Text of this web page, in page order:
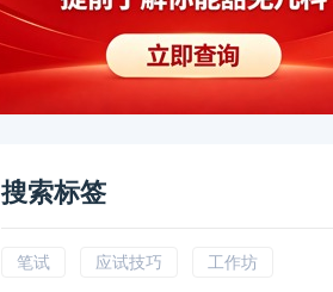
搜索标签
笔试 应试技巧 工作坊